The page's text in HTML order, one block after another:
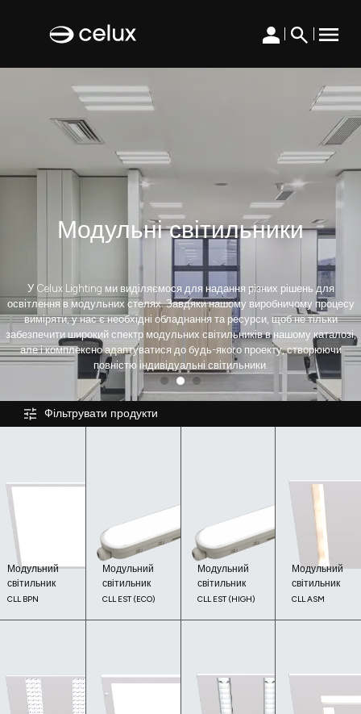
Модульні світильники
У Celux Lighting ми виділяємося для надання різних рішень для
освітлення в модульних стелях. Завдяки нашому виробничому процесу
виміряти, у нас є необхідні обладнання та ресурси, щоб не тільки
забезпечити широкий спектр модульних світильників в нашому каталозі,
але і комплексно адаптуватися до будь-якого проекту, створюючи
повністю індивідуальні світильники.
Фільтрувати продукти
Модульний
світильник
CLL BPN
Модульний
світильник
CLL EST (ECO)
Модульний
світильник
CLL EST (HIGH)
Модульний
світильник
CLL ASM